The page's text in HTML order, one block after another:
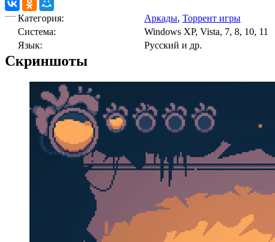
Категория: Аркады, Торрент игры
Cистема:
Windows XP, Vista, 7, 8, 10, 11
Язык:
Русский и др.
Скриншоты